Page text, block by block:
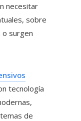
necesitar
sobre
surgen
tecnología
de